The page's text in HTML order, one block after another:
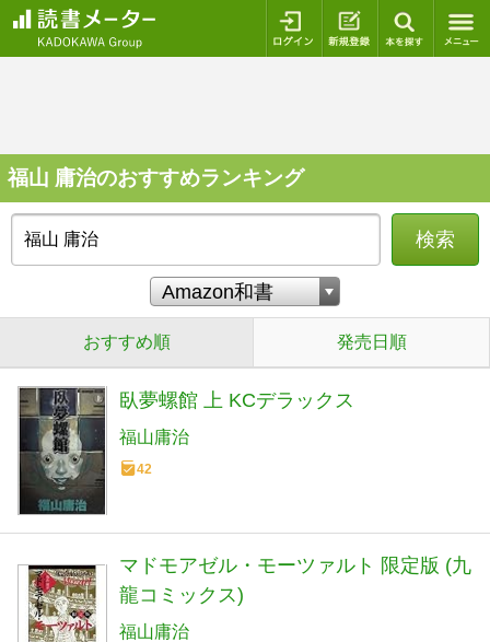
ログイン 新規登録
福山 庸治のおすすめランキング
検索
おすすめ順 発売日順
臥夢螺館 上 KCデラックス
福山庸治
42
マドモアゼル・モーツァルト 限定版 (九
龍コミックス)
福山庸治